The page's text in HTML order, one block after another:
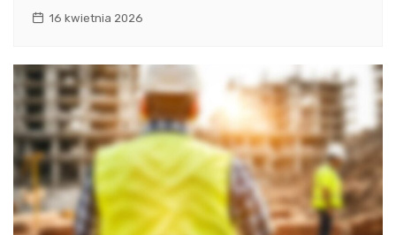
16 kwietnia 2026